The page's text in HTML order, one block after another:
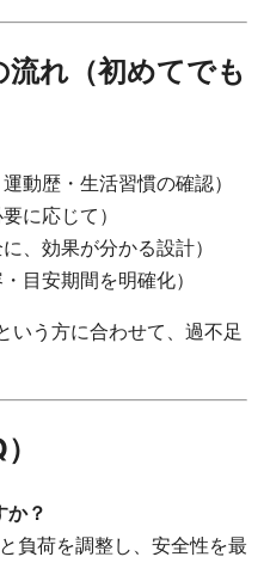
れ（初めてでも
動歴・生活習慣の確認）
要に応じて）
、効果が分かる設計）
・目安期間を明確化）
いう方に合わせて、過不足
か？
負荷を調整し、安全性を最